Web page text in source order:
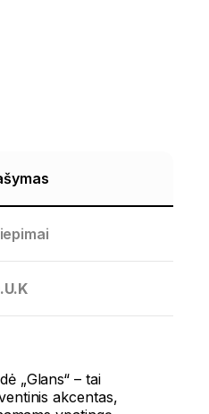
„Glans“ – tai
akcentas,